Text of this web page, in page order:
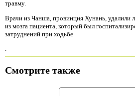
травму.
Врачи из Чанша, провинция Хунань, удалили
из мозга пациента, который был
затруднений при ходьбе
Смотрите также